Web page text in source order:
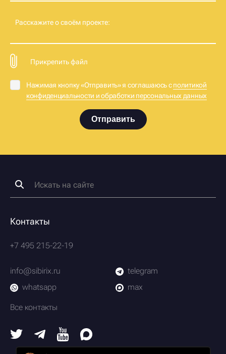
Расскажите о своём проекте:
Прикрепить файл
Нажимая кнопку «Отправить» я соглашаюсь сполитикой
конфиденциальности и обработки персональных данных
Отправить
Контакты
+7 495 215-22-19
info@sibirix.ru
telegram
whatsapp
max
Все контакты